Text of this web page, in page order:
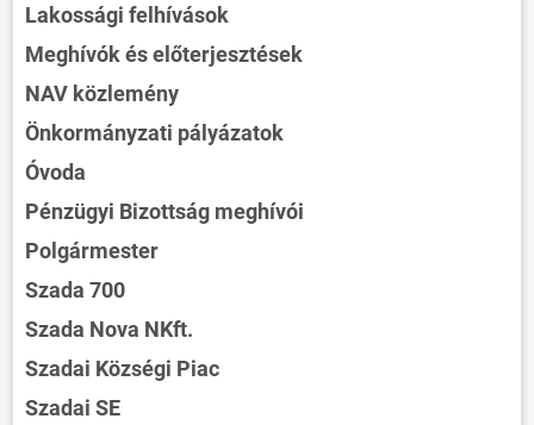
Lakossági felhívások
Meghívók és előterjesztések
NAV közlemény
Önkormányzati pályázatok
Óvoda
Pénzügyi Bizottság meghívói
Polgármester
Szada 700
Szada Nova NKft.
Szadai Községi Piac
Szadai SE